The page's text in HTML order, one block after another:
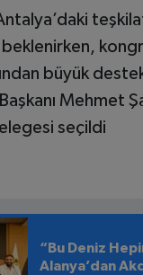
beklenirken,
büyük
Mehmet
seçildi
“Bu Deniz
Alanya’dan